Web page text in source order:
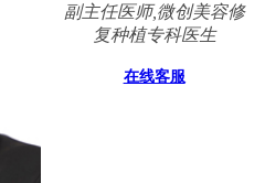
副主任医师,微创美容修
复种植专科医生
在线客服